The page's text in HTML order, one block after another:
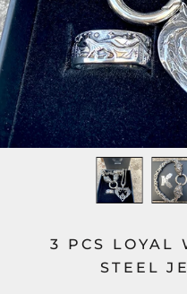
3 PCS LOYAL
STEEL